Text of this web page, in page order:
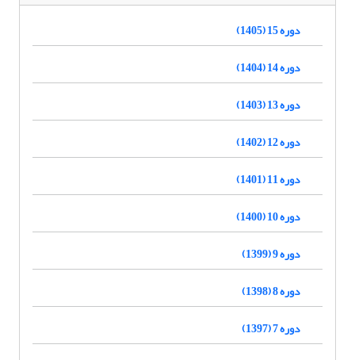
دوره 15 (1405)
دوره 14 (1404)
دوره 13 (1403)
دوره 12 (1402)
دوره 11 (1401)
دوره 10 (1400)
دوره 9 (1399)
دوره 8 (1398)
دوره 7 (1397)